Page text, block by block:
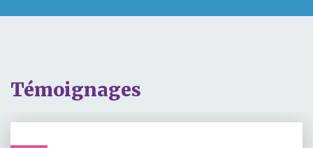
Témoignages